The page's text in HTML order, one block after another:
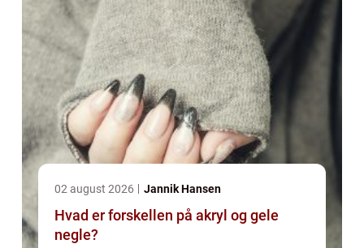
02 august 2026 Jannik Hansen
Hvad er forskellen på akryl og gele
negle?